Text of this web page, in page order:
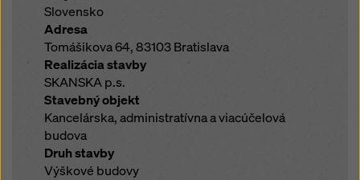
Slovensko
Adresa
Tomášikova 64, 83103 Bratislava
Realizácia stavby
SKANSKA p.s.
Stavebný objekt
Kancelárska, administratívna a viacúčelová
budova
Druh stavby
Výškové budovy